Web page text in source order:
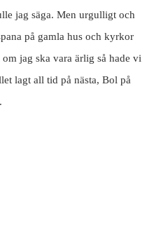
jag säga. Men urgulligt och
på gamla hus och kyrkor
jag ska vara ärlig så hade vi
lagt all tid på nästa, Bol på